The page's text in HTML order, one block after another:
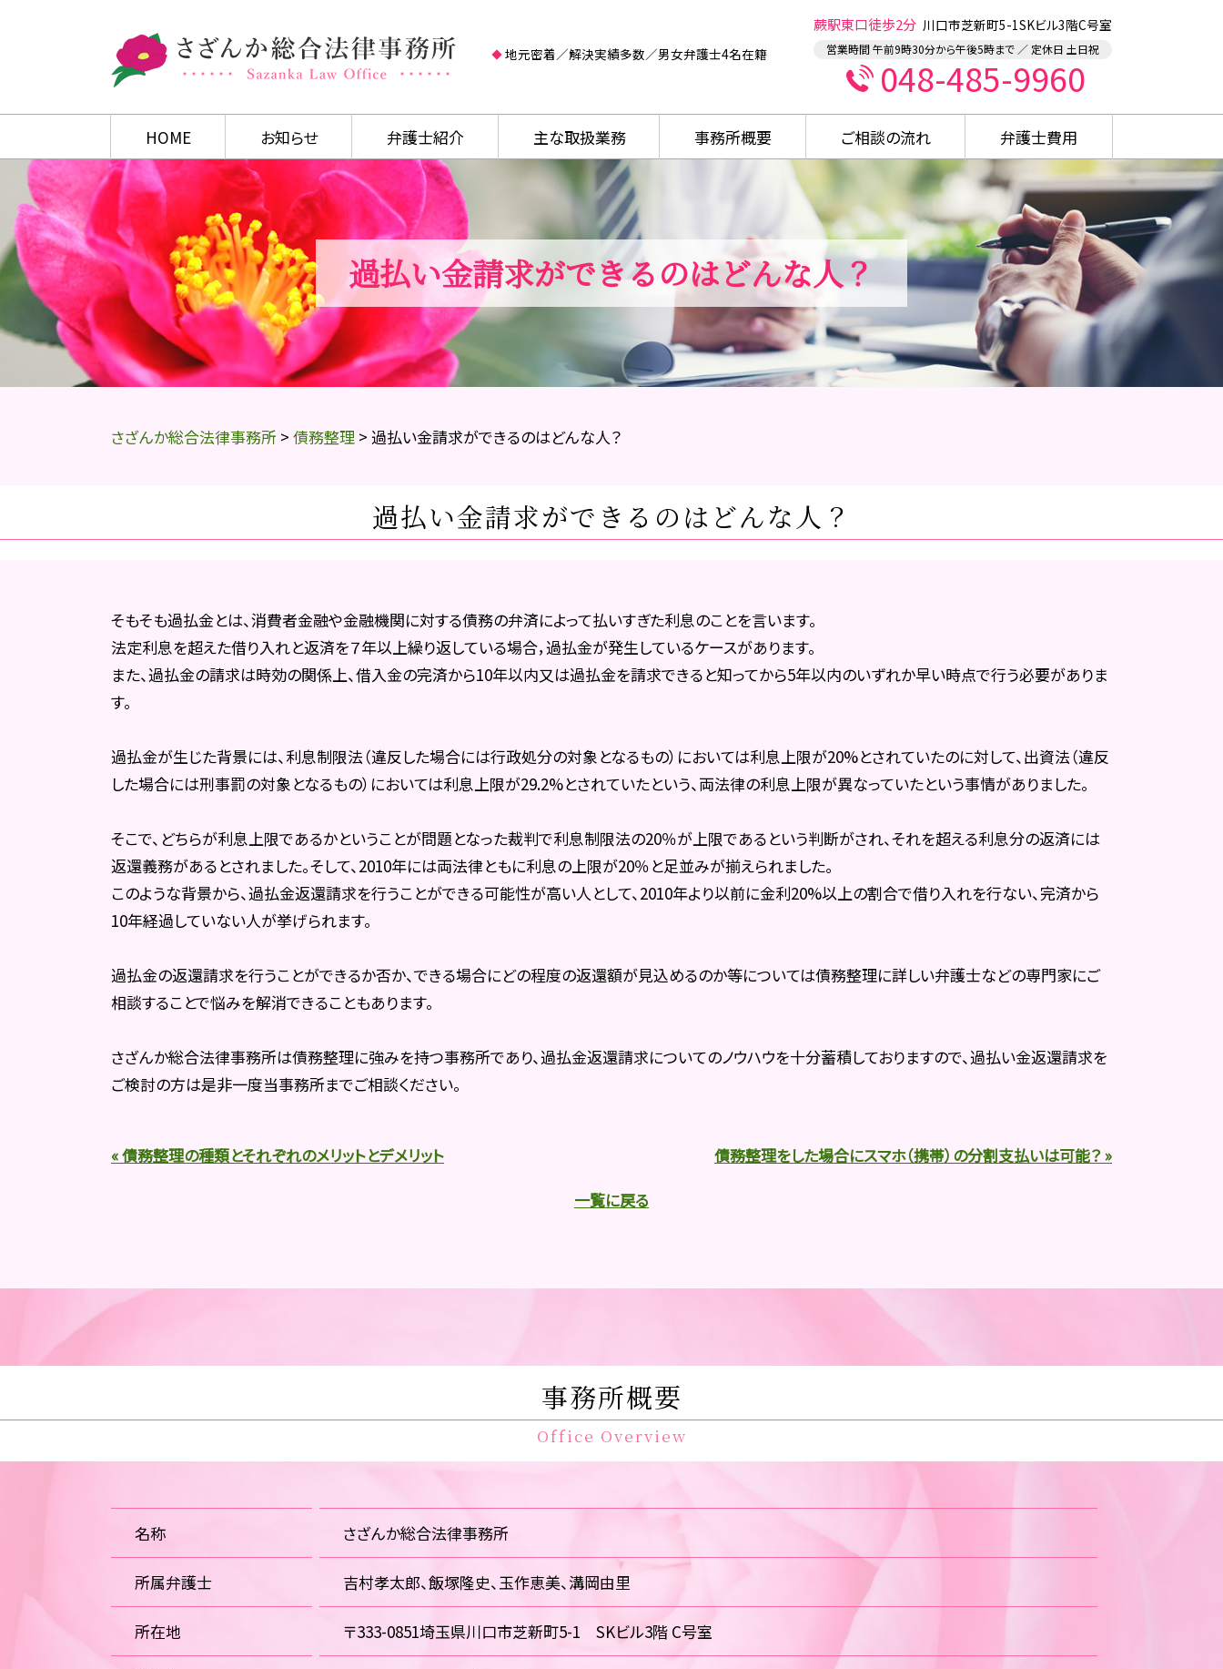
過払い金請求ができるのはどんな人？
地元密着／解決実績多数／男女弁護士4名在籍
蕨駅東口徒歩2分 川口市芝新町5-1SKビル3階C号室
営業時間 午前9時30分から午後5時まで ／ 定休日 土日祝
048-485-9960
HOME お知らせ 弁護士紹介 主な取扱業務 事務所概要 ご相談の流れ 弁護士費用
さざんか総合法律事務所 > 債務整理 > 過払い金請求ができるのはどんな人？
過払い金請求ができるのはどんな人？
そもそも過払金とは、消費者金融や金融機関に対する債務の弁済によって払いすぎた利息のことを言います。
法定利息を超えた借り入れと返済を７年以上繰り返している場合，過払金が発生しているケースがあります。
また、過払金の請求は時効の関係上、借入金の完済から10年以内又は過払金を請求できると知ってから5年以内のいずれか早い時点で行う必要がありま
す。
過払金が生じた背景には、利息制限法（違反した場合には行政処分の対象となるもの）においては利息上限が20%とされていたのに対して、出資法（違反
した場合には刑事罰の対象となるもの）においては利息上限が29.2%とされていたという、両法律の利息上限が異なっていたという事情がありました。
そこで、どちらが利息上限であるかということが問題となった裁判で利息制限法の20％が上限であるという判断がされ、それを超える利息分の返済には
返還義務があるとされました。そして、2010年には両法律ともに利息の上限が20％と足並みが揃えられました。
このような背景から、過払金返還請求を行うことができる可能性が高い人として、2010年より以前に金利20%以上の割合で借り入れを行ない、完済から
10年経過していない人が挙げられます。
過払金の返還請求を行うことができるか否か、できる場合にどの程度の返還額が見込めるのか等については債務整理に詳しい弁護士などの専門家にご
相談することで悩みを解消できることもあります。
さざんか総合法律事務所は債務整理に強みを持つ事務所であり、過払金返還請求についてのノウハウを十分蓄積しておりますので、過払い金返還請求を
ご検討の方は是非一度当事務所までご相談ください。
« 債務整理の種類とそれぞれのメリットとデメリット
債務整理をした場合にスマホ（携帯）の分割支払いは可能？ »
一覧に戻る
事務所概要
Office Overview
名称 さざんか総合法律事務所
所属弁護士 吉村孝太郎、飯塚隆史、玉作恵美、溝岡由里
所在地 〒333-0851埼玉県川口市芝新町5-1 SKビル3階 C号室